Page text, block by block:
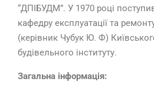
“ДПІБУДМ”. У 1970 році
кафедру експлуатації та
(керівник Чубук Ю. Ф)
будівельного інституту.
Загальна інформація: